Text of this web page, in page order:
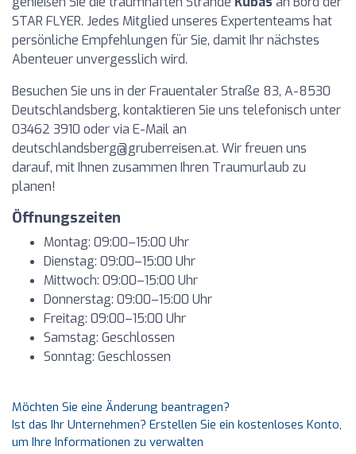
STAR FLYER. Jedes Mitglied unseres Expertenteams hat
persönliche Empfehlungen für Sie, damit Ihr nächstes
Abenteuer unvergesslich wird.
Besuchen Sie uns in der Frauentaler Straße 83, A-8530
Deutschlandsberg, kontaktieren Sie uns telefonisch unter
03462 3910 oder via E-Mail an
deutschlandsberg@gruberreisen.at. Wir freuen uns
darauf, mit Ihnen zusammen Ihren Traumurlaub zu
planen!
Öffnungszeiten
Montag: 09:00–15:00 Uhr
Dienstag: 09:00–15:00 Uhr
Mittwoch: 09:00–15:00 Uhr
Donnerstag: 09:00–15:00 Uhr
Freitag: 09:00–15:00 Uhr
Samstag: Geschlossen
Sonntag: Geschlossen
Möchten Sie eine Änderung beantragen?
Ist das Ihr Unternehmen? Erstellen Sie ein kostenloses Konto,
um Ihre Informationen zu verwalten